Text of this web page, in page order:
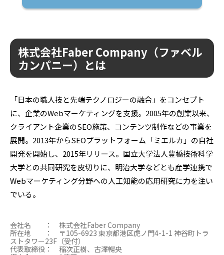
株式会社Faber Company（ファベル
カンパニー）とは
「日本の職人技と先端テクノロジーの融合」をコンセプト
に、企業のWebマーケティングを支援。2005年の創業以来、
クライアント企業のSEO施策、コンテンツ制作などの事業を
展開。2013年からSEOプラットフォーム「ミエルカ」の自社
開発を開始し、2015年リリース。国立大学法人豊橋技術科学
大学との共同研究を皮切りに、明治大学などとも産学連携で
Webマーケティング分野への人工知能の応用研究に力を注い
でいる。
会社名 ： 株式会社Faber Company
所在地 ： 〒105-6923 東京都港区虎ノ門4-1-1 神谷町トラ
ストタワー23F（受付）
代表取締役： 稲次正樹、古澤暢央